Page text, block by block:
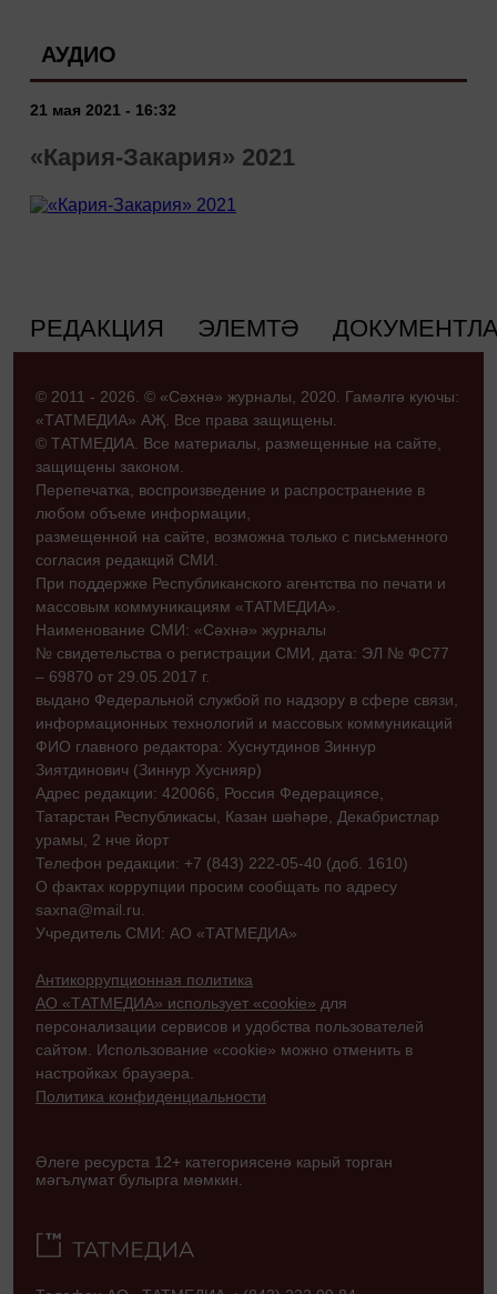
АУДИО
21 мая 2021 - 16:32
«Кария-Закария» 2021
РЕДАКЦИЯ ЭЛЕМТӘ
© 2011 - 2026. © «Сәхнә» журналы, 2020. Гамәлгә куючы:
«ТАТМЕДИА» АҖ. Все права защищены.
© ТАТМЕДИА. Все материалы, размещенные на сайте,
защищены законом.
Перепечатка, воспроизведение и распространение в
любом объеме информации,
размещенной на сайте, возможна только с письменного
согласия редакций СМИ.
При поддержке Республиканского агентства по печати и
массовым коммуникациям «ТАТМЕДИА».
Наименование СМИ: «Сәхнә» журналы
№ свидетельства о регистрации СМИ, дата: ЭЛ № ФС77
– 69870 от 29.05.2017 г.
выдано Федеральной службой по надзору в сфере связи,
информационных технологий и массовых коммуникаций
ФИО главного редактора: Хуснутдинов Зиннур
Зиятдинович (Зиннур Хуснияр)
Адрес редакции: 420066, Россия Федерациясе,
Татарстан Республикасы, Казан шәһәре, Декабристлар
урамы, 2 нче йорт
Телефон редакции: +7 (843) 222-05-40 (доб. 1610)
О фактах коррупции просим сообщать по адресу
saxna@mail.ru.
Учредитель СМИ: АО «ТАТМЕДИА»
Антикоррупционная политика
АО «ТАТМЕДИА» использует «cookie» для
персонализации сервисов и удобства пользователей
сайтом. Использование «cookie» можно отменить в
настройках браузера.
Политика конфиденциальности
Әлеге ресурста 12+ категориясенә карый торган
мәгълүмат булырга мөмкин.